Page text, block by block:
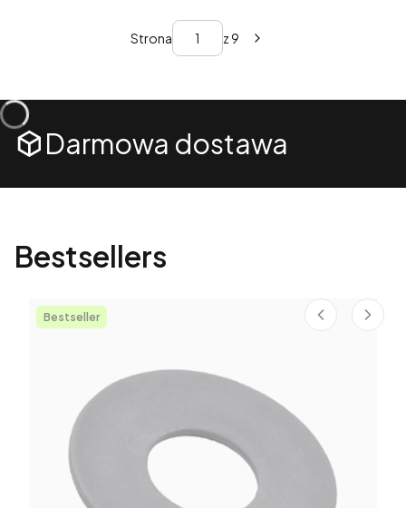
Strona z 9
Darmowa dostawa
Bestsellers
Bestseller